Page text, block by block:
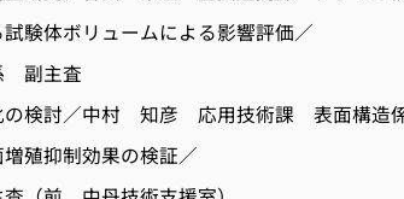
験体ボリュームによる影響評価／
副主査
検討／中村 知彦 応用技術課 表面構造
殖抑制効果の検証／